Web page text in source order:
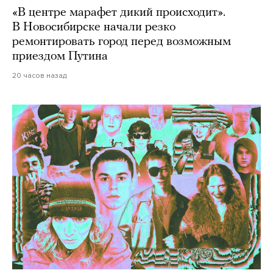
«В центре марафет дикий происходит».
В Новосибирске начали резко
ремонтировать город перед возможным
приездом Путина
20 часов назад